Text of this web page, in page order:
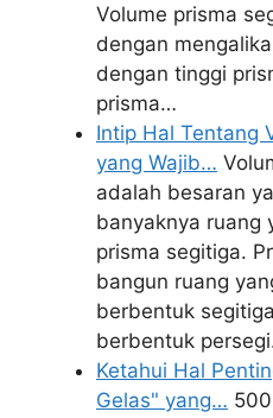
Volume prisma
dengan
dengan tinggi
prisma…
Intip Hal Tentang
yang Wajib…
adalah besaran
banyaknya ruang
prisma segitiga.
bangun ruang
berbentuk
berbentuk
Ketahui Hal
Gelas" yang…